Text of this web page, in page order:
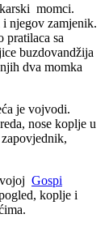
momci.
i njegov zamjenik.
pratilaca sa
buzdovandžija
dva momka
je vojvodi.
nose koplje u
Gospi
koplje i